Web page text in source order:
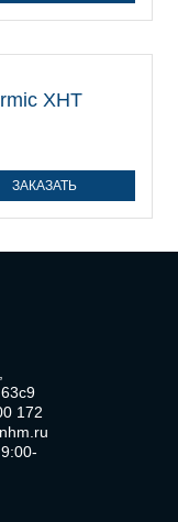
ЗАКАЗАТЬ
172